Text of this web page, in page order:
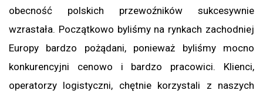
obecność polskich przewoźników sukcesywnie
wzrastała. Początkowo byliśmy na rynkach zachodniej
Europy bardzo pożądani, ponieważ byliśmy mocno
konkurencyjni cenowo i bardzo pracowici. Klienci,
operatorzy logistyczni, chętnie korzystali z naszych